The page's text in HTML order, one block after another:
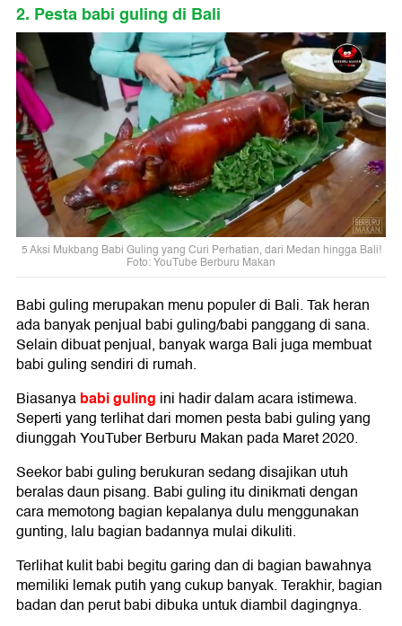
2. Pesta babi guling di Bali
5 Aksi Mukbang Babi Guling yang Curi Perhatian, dari Medan hingga Bali!
Foto: YouTube Berburu Makan
Babi guling merupakan menu populer di Bali. Tak heran
ada banyak penjual babi guling/babi panggang di sana.
Selain dibuat penjual, banyak warga Bali juga membuat
babi guling sendiri di rumah.
Biasanyababi guling ini hadir dalam acara istimewa.
Seperti yang terlihat dari momen pesta babi guling yang
diunggah YouTuber Berburu Makan pada Maret 2020.
Seekor babi guling berukuran sedang disajikan utuh
beralas daun pisang. Babi guling itu dinikmati dengan
cara memotong bagian kepalanya dulu menggunakan
gunting, lalu bagian badannya mulai dikuliti.
Terlihat kulit babi begitu garing dan di bagian bawahnya
memiliki lemak putih yang cukup banyak. Terakhir, bagian
badan dan perut babi dibuka untuk diambil dagingnya.